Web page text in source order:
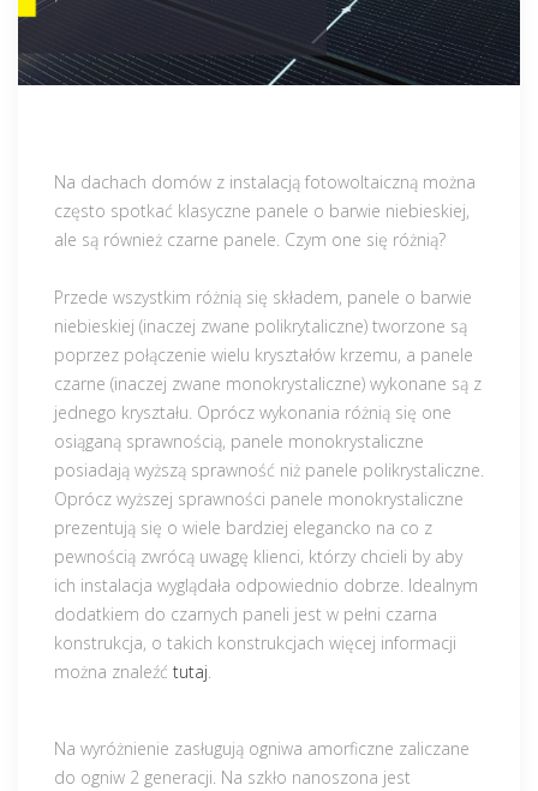
Na dachach domów z instalacją fotowoltaiczną można
często spotkać klasyczne panele o barwie niebieskiej,
ale są również czarne panele. Czym one się różnią?
Przede wszystkim różnią się składem, panele o barwie
niebieskiej (inaczej zwane polikrytaliczne) tworzone są
poprzez połączenie wielu kryształów krzemu, a panele
czarne (inaczej zwane monokrystaliczne) wykonane są z
jednego kryształu. Oprócz wykonania różnią się one
osiąganą sprawnością, panele monokrystaliczne
posiadają wyższą sprawność niż panele polikrystaliczne.
Oprócz wyższej sprawności panele monokrystaliczne
prezentują się o wiele bardziej elegancko na co z
pewnością zwrócą uwagę klienci, którzy chcieli by aby
ich instalacja wyglądała odpowiednio dobrze. Idealnym
dodatkiem do czarnych paneli jest w pełni czarna
konstrukcja, o takich konstrukcjach więcej informacji
można znaleźć tutaj
Na wyróżnienie zasługują ogniwa amorficzne zaliczane
do ogniw 2 generacji. Na szkło nanoszona jest